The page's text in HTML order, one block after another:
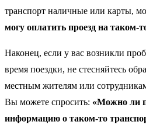
транспорт наличные или карты,
могу оплатить проезд на таком-
Наконец, если у вас возникли
время поездки, не стесняйтесь
местным жителям или
Вы можете спросить: «Можно ли
информацию о таком-то